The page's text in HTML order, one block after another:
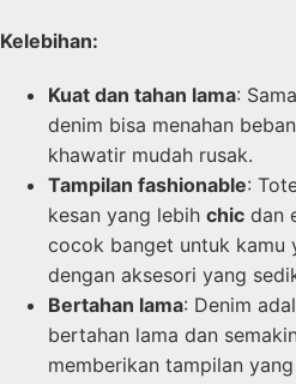
Kelebihan:
Kuat dan tahan lama:
denim bisa menahan
khawatir mudah rusak.
Tampilan fashionable:
kesan yang lebih chic dan
cocok banget untuk kamu
dengan aksesori yang
Bertahan lama: Denim
bertahan lama dan
memberikan tampilan